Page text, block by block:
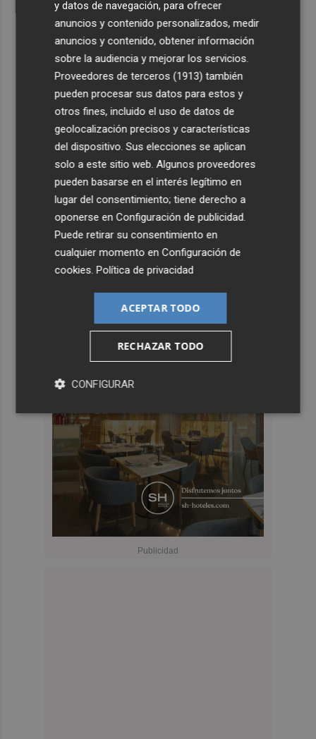
y datos de navegación, para ofrecer
anuncios y contenido personalizados, medir
anuncios y contenido, obtener información
sobre la audiencia y mejorar los servicios.
Proveedores de terceros (1913) también
pueden procesar sus datos para estos y
otros fines, incluido el uso de datos de
geolocalización precisos y características
del dispositivo. Sus elecciones se aplican
solo a este sitio web. Algunos proveedores
pueden basarse en el interés legítimo en
lugar del consentimiento; tiene derecho a
oponerse enConfiguración de publicidad
Puede retirar su consentimiento en
cualquier momento enConfiguración de
cookies .Política de privacidad
ACEPTAR TODO
RECHAZAR TODO
CONFIGURAR